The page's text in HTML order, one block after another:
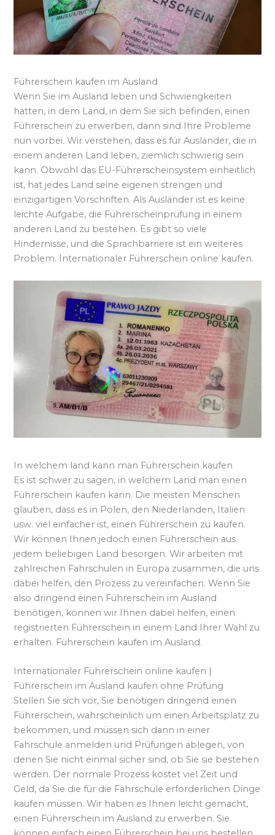
Führerschein kaufen im Ausland
Wenn Sie im Ausland leben und Schwierigkeiten
hatten, in dem Land, in dem Sie sich befinden, einen
Führerschein zu erwerben, dann sind Ihre Probleme
nun vorbei. Wir verstehen, dass es für Ausländer, die in
einem anderen Land leben, ziemlich schwierig sein
kann. Obwohl das EU-Führerscheinsystem einheitlich
ist, hat jedes Land seine eigenen strengen und
einzigartigen Vorschriften. Als Ausländer ist es keine
leichte Aufgabe, die Führerscheinprüfung in einem
anderen Land zu bestehen. Es gibt so viele
Hindernisse, und die Sprachbarriere ist ein weiteres
Problem. Internationaler Führerschein online kaufen.
In welchem land kann man Führerschein kaufen
Es ist schwer zu sagen, in welchem Land man einen
Führerschein kaufen kann. Die meisten Menschen
glauben, dass es in Polen, den Niederlanden, Italien
usw. viel einfacher ist, einen Führerschein zu kaufen.
Wir können Ihnen jedoch einen Führerschein aus
jedem beliebigen Land besorgen. Wir arbeiten mit
zahlreichen Fahrschulen in Europa zusammen, die uns
dabei helfen, den Prozess zu vereinfachen. Wenn Sie
also dringend einen Führerschein im Ausland
benötigen, können wir Ihnen dabei helfen, einen
registrierten Führerschein in einem Land Ihrer Wahl zu
erhalten. Führerschein kaufen im Ausland.
Internationaler Führerschein online kaufen |
Führerschein im Ausland kaufen ohne Prüfung
Stellen Sie sich vor, Sie benötigen dringend einen
Führerschein, wahrscheinlich um einen Arbeitsplatz zu
bekommen, und müssen sich dann in einer
Fahrschule anmelden und Prüfungen ablegen, von
denen Sie nicht einmal sicher sind, ob Sie sie bestehen
werden. Der normale Prozess kostet viel Zeit und
Geld, da Sie die für die Fahrschule erforderlichen Dinge
kaufen müssen. Wir haben es Ihnen leicht gemacht,
einen Führerschein im Ausland zu erwerben. Sie